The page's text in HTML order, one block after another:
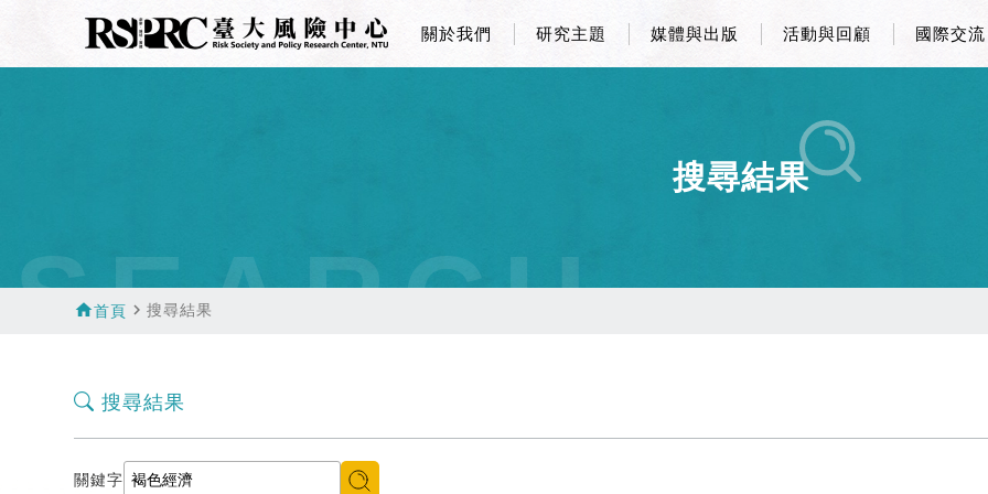
關於我們 研究主題 媒體與出版 活動與回顧 國際交流
搜尋結果
SEARCH
home首頁 navigate_next搜尋結果
搜尋結果
關鍵字